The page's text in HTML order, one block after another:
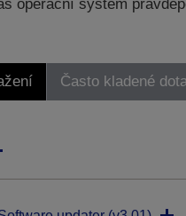
operační systém
Často kladené